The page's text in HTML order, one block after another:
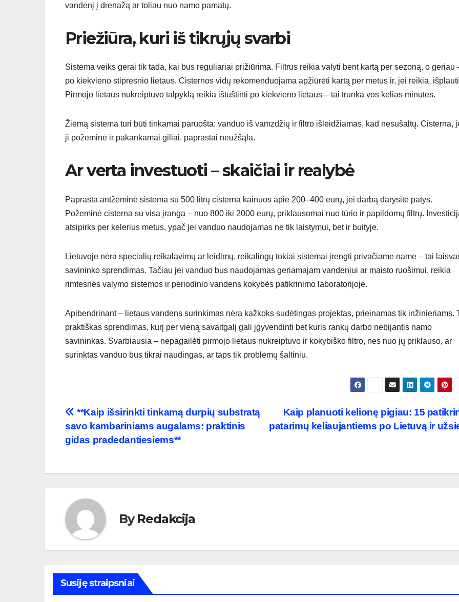
vandenį į drenažą ar toliau nuo namo pamatų.
Priežiūra, kuri iš tikrųjų svarbi
Sistema veiks gerai tik tada, kai bus reguliariai prižiūrima. Filtrus reikia valyti bent kartą per sezoną, o geriau
po kiekvieno stipresnio lietaus. Cisternos vidų rekomenduojama apžiūrėti kartą per metus ir, jei reikia,
Pirmojo lietaus nukreiptuvo talpyklą reikia ištuštinti po kiekvieno lietaus – tai trunka vos kelias minutes.
Žiemą sistema turi būti tinkamai paruošta: vanduo iš vamzdžių ir filtro išleidžiamas, kad nesušaltų. Cisterna,
ji požeminė ir pakankamai giliai, paprastai neužšąla.
Ar verta investuoti – skaičiai ir realybė
Paprasta antžeminė sistema su 500 litrų cisterna kainuos apie 200–400 eurų, jei darbą darysite patys.
Požeminė cisterna su visa įranga – nuo 800 iki 2000 eurų, priklausomai nuo tūrio ir papildomų filtrų.
atsipirks per kelerius metus, ypač jei vanduo naudojamas ne tik laistymui, bet ir buityje.
Lietuvoje nėra specialių reikalavimų ar leidimų, reikalingų tokiai sistemai įrengti privačiame name – tai
savininko sprendimas. Tačiau jei vanduo bus naudojamas geriamajam vandeniui ar maisto ruošimui, reikia
rimtesnės valymo sistemos ir periodinio vandens kokybės patikrinimo laboratorijoje.
Apibendrinant – lietaus vandens surinkimas nėra kažkoks sudėtingas projektas, prieinamas tik inžinieriams.
praktiškas sprendimas, kurį per vieną savaitgalį gali įgyvendinti bet kuris rankų darbo nebijantis namo
savininkas. Svarbiausia – nepagailėti pirmojo lietaus nukreiptuvo ir kokybiško filtro, nes nuo jų priklauso, ar
surinktas vanduo bus tikrai naudingas, ar taps tik problemų šaltiniu.
Navigacija
tarp
Kaip planuoti kelionę pigiau: 15
patarimų keliaujantiems po Lietuvą ir
**Kaip išsirinkti tinkamą durpių substratą
savo kambariniams augalams: praktinis
gidas pradedantiesiems**
ByRedakcija
Susiję straipsniai